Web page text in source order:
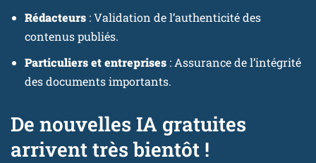
Rédacteurs : Validation de l’authenticité des
contenus publiés.
Particuliers et entreprises : Assurance de l’intégrité
des documents importants.
De nouvelles IA gratuites
arrivent très bientôt !